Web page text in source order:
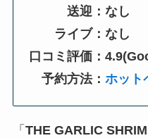
送迎：なし
ライブ：なし
口コミ評価：
予約方法：ホット
「 THE GARLIC